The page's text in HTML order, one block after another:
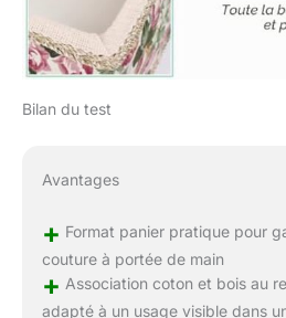
Bilan du test
Avantages
+ Format panier pratique pour
couture à portée de main
+ Association coton et bois au
adapté à un usage visible dans